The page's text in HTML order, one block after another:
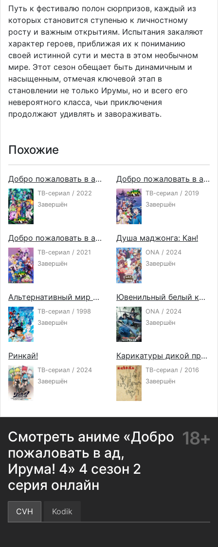
Путь к фестивалю полон сюрпризов, каждый из
которых становится ступенью к личностному
росту и важным открытиям. Испытания закаляют
характер героев, приближая их к пониманию
своей истинной сути и места в этом необычном
мире. Этот сезон обещает быть динамичным и
насыщенным, отмечая ключевой этап в
становлении не только Ирумы, но и всего его
невероятного класса, чьи приключения
продолжают удивлять и завораживать.
Похожие
Добро пожаловать в ад, Ирума! 3
ТВ-сериал / 2022
Завершён
Добро пожаловать в ад, Ирума!
ТВ-сериал / 2019
Завершён
Добро пожаловать в ад, Ирума! 2
ТВ-сериал / 2021
Завершён
Душа маджонга: Кан!
ONA / 2024
Завершён
Альтернативный мир Эль-Хазард
ТВ-сериал / 1998
Завершён
Ювенильный белый конь, опьянённый весенним ветром 2
ONA / 2024
Завершён
Ринкай!
ТВ-сериал / 2024
Завершён
Карикатуры дикой природы Сэнгоку
ТВ-сериал / 2016
Завершён
Смотреть аниме «Добро
пожаловать в ад,
Ирума! 4» 4 сезон 2
серия онлайн
18+
CVH Kodik